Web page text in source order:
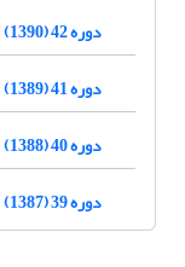
دوره 42 (1390)
دوره 41 (1389)
دوره 40 (1388)
دوره 39 (1387)